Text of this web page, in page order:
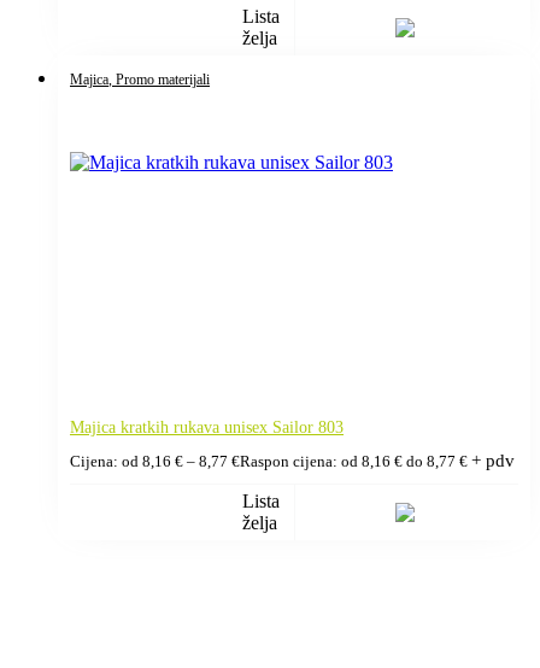
Lista
želja
Majica, Promo materijali
Majica kratkih rukava unisex Sailor 803
Cijena: od 8,16 € – 8,77 €Raspon cijena: od 8,16 € do 8,77 € + pdv
Lista
želja